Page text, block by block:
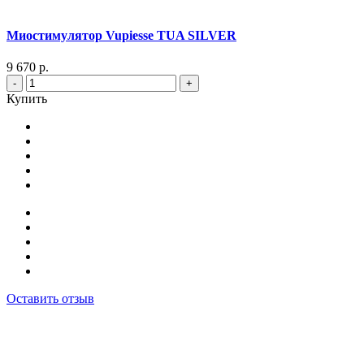
Миостимулятор Vupiesse TUA SILVER
9 670 р.
- +
Купить
Оставить отзыв